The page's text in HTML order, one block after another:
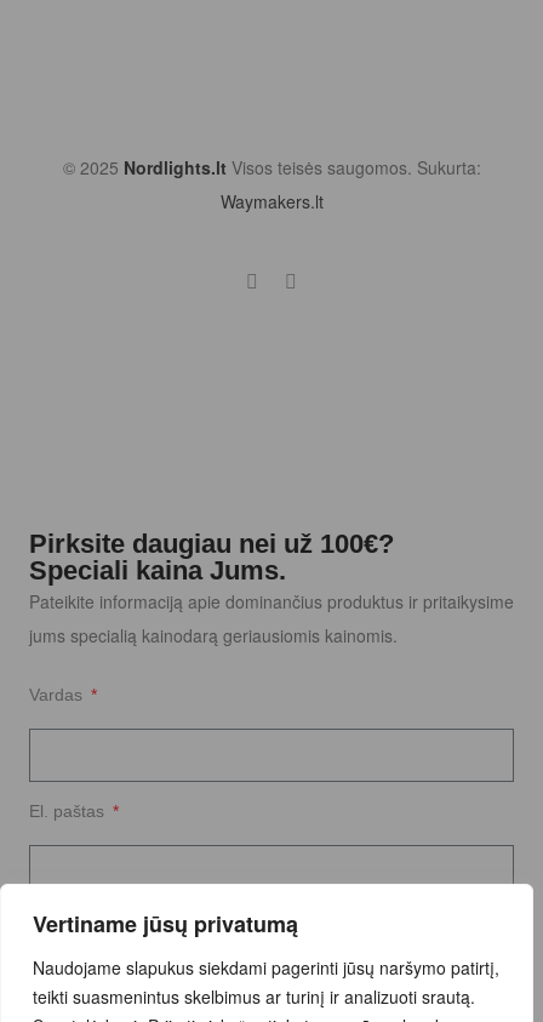
Vertiname jūsų privatumą
Naudojame slapukus siekdami pagerinti jūsų naršymo patirtį,
teikti suasmenintus skelbimus ar turinį ir analizuoti srautą.
© 2025 Nordlights.lt Visos teisės saugomos. Sukurta:
Waymakers.lt
Pirksite daugiau nei už 100€?
Speciali kaina Jums.
Pateikite informaciją apie dominančius produktus ir pritaikysime
jums specialią kainodarą geriausiomis kainomis.
Vardas
El. paštas
Užklausos tekstas